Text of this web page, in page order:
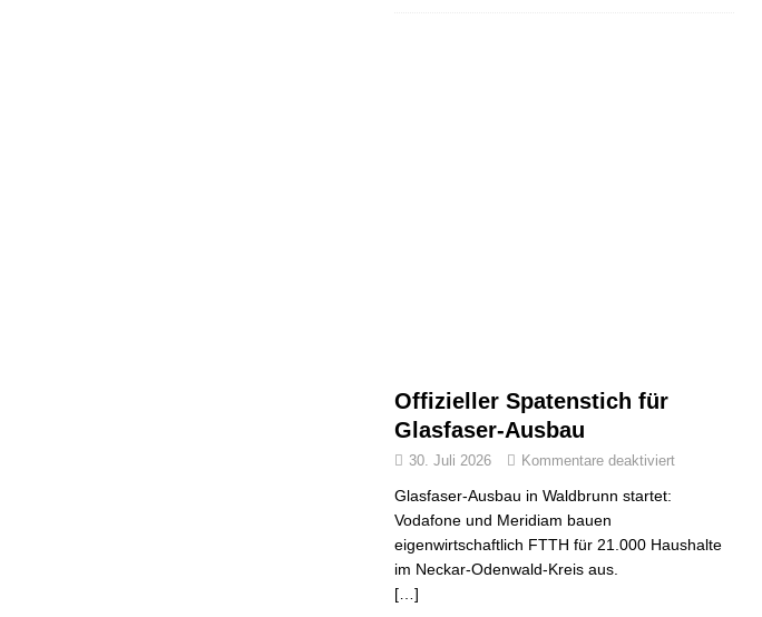
Offizieller Spatenstich für
Glasfaser-Ausbau
30. Juli 2026 Kommentare deaktiviert
Glasfaser-Ausbau in Waldbrunn startet:
Vodafone und Meridiam bauen
eigenwirtschaftlich FTTH für 21.000 Haushalte
im Neckar-Odenwald-Kreis aus.
[…]